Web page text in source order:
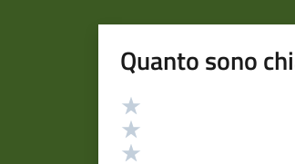
Quanto sono
Valutazione